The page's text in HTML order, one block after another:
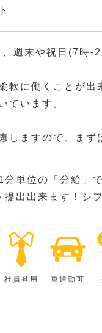
週末や祝日(7時-
軟に働くことが出
ています。
しますので、まず
単位の「分給」
出出来ます！シ
社員登用 車通勤可